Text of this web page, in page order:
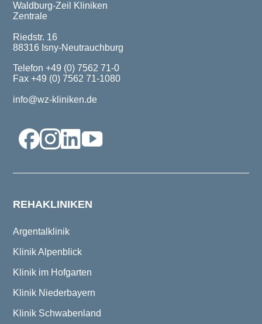
Waldburg-Zeil Kliniken
Zentrale
Riedstr. 16
88316 Isny-Neutrauchburg
Telefon +49 (0) 7562 71-0
Fax +49 (0) 7562 71-1080
info@wz-kliniken.de
REHAKLINIKEN
Argentalklinik
Klinik Alpenblick
Klinik im Hofgarten
Klinik Niederbayern
Klinik Schwabenland